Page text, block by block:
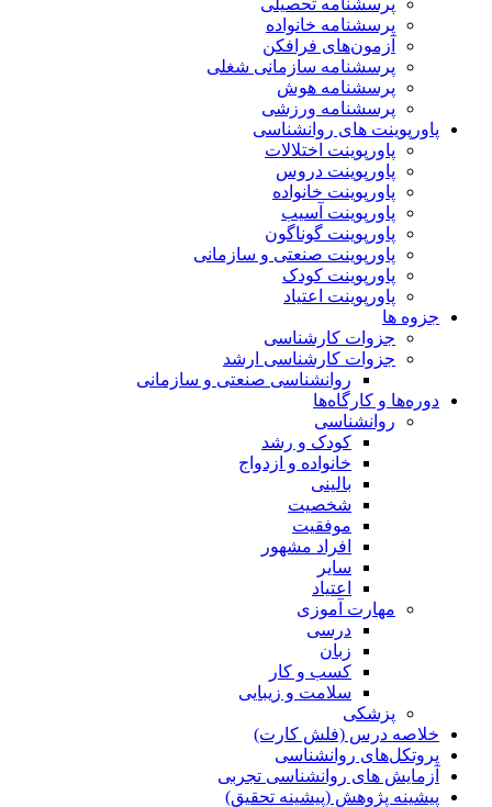
پرسشنامه خانواده
آزمون‌های فرافکن
پرسشنامه سازمانی شغلی
پرسشنامه هوش
پرسشنامه ورزشی
پاورپوینت های روانشناسی
پاورپوینت اختلالات
پاورپوینت دروس
پاورپوینت خانواده
پاورپوینت آسیب
پاورپوینت گوناگون
پاورپوینت صنعتی و سازمانی
پاورپوینت کودک
پاورپوینت اعتیاد
جزوه ها
جزوات کارشناسی
جزوات کارشناسی ارشد
روانشناسی صنعتی و سازمانی
دوره‌ها و کارگاه‌ها
روانشناسی
کودک و رشد
خانواده و ازدواج
بالینی
شخصیت
موفقیت
افراد مشهور
سایر
اعتیاد
مهارت آموزی
درسی
زبان
کسب و کار
سلامت و زیبایی
پزشکی
خلاصه درس (فلش کارت)
پروتکل‌های روانشناسی
آزمایش های روانشناسی تجربی
پیشینه پژوهش (پیشینه تحقیق)